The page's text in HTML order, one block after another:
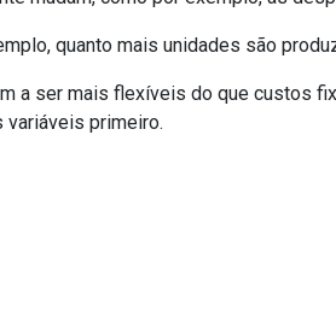
quanto mais unidades são
a ser mais flexíveis do que custos
​​primeiro.